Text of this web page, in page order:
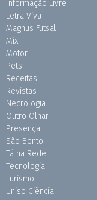
Informação Livre
Letra Viva
Magnus Futsal
Mix
Motor
Pets
Receitas
Revistas
Necrologia
Outro Olhar
Presença
São Bento
Tá na Rede
Tecnologia
Turismo
Uniso Ciência